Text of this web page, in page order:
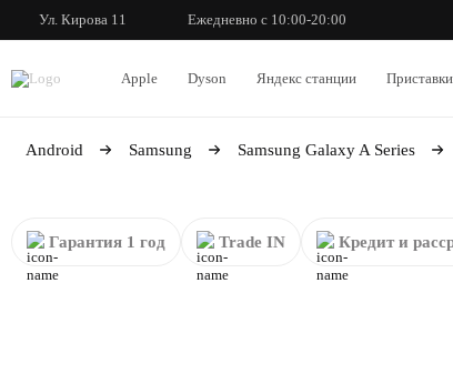
Ул. Кирова 11 Ежедневно с 10:00-20:00
Apple Dyson Яндекс станции Приставки
Android Samsung Samsung Galaxy A Series
Гарантия 1 год Trade IN Кредит и